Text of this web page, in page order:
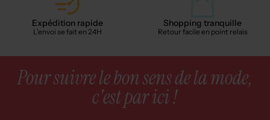
Expédition rapide
L'envoi se fait en 24H
Shopping tranquille
Retour facile en point relais
Pour suivre le bon sens de la mode,
c'est par ici !